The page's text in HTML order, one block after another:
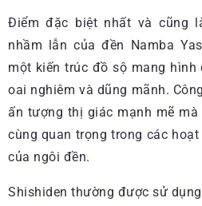
Điểm đặc biệt nhất và cũng
nhầm lẫn của đền Namba
một kiến trúc đồ sộ mang
oai nghiêm và dũng mãnh.
ấn tượng thị giác mạnh mẽ
cùng quan trọng trong các
của ngôi đền.
Shishiden thường được sử